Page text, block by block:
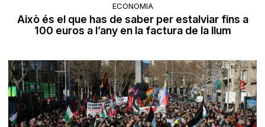
ECONOMIA
Això és el que has de saber per estalviar fins a
100 euros a l’any en la factura de la llum